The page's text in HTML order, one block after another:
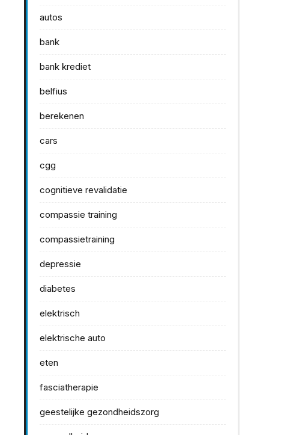
autos
bank
bank krediet
belfius
berekenen
cars
cgg
cognitieve revalidatie
compassie training
compassietraining
depressie
diabetes
elektrisch
elektrische auto
eten
fasciatherapie
geestelijke gezondheidszorg